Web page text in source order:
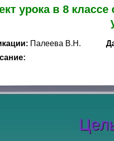
урока в 8
Палеева В.Н.